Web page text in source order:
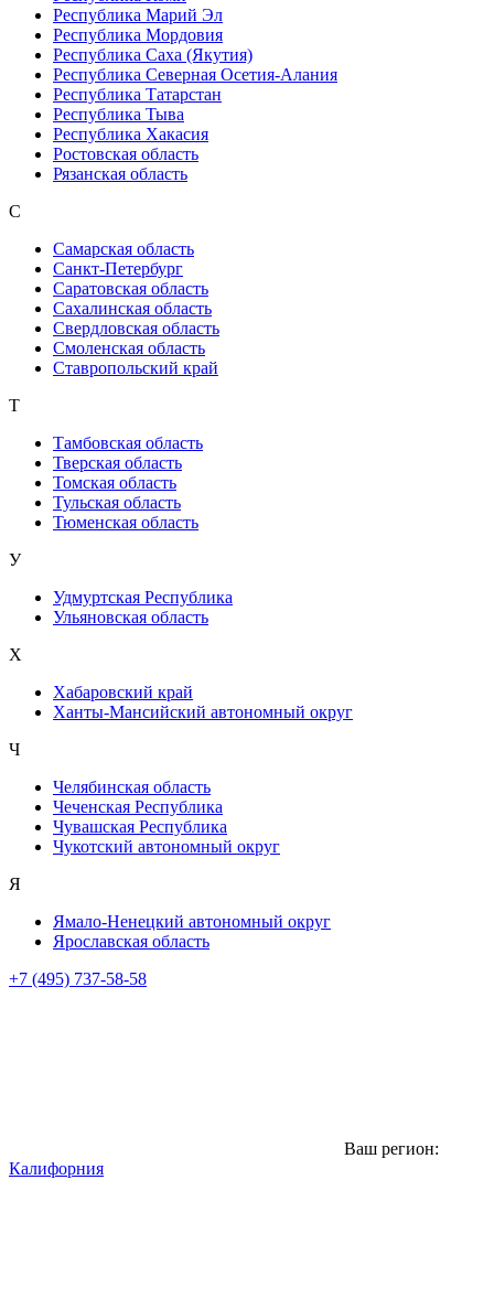
Республика Марий Эл
Республика Мордовия
Республика Саха (Якутия)
Республика Северная Осетия-Алания
Республика Татарстан
Республика Тыва
Республика Хакасия
Ростовская область
Рязанская область
С
Самарская область
Санкт-Петербург
Саратовская область
Сахалинская область
Свердловская область
Смоленская область
Ставропольский край
Т
Тамбовская область
Тверская область
Томская область
Тульская область
Тюменская область
У
Удмуртская Республика
Ульяновская область
Х
Хабаровский край
Ханты-Мансийский автономный округ
Ч
Челябинская область
Чеченская Республика
Чувашская Республика
Чукотский автономный округ
Я
Ямало-Ненецкий автономный округ
Ярославская область
+7 (495) 737-58-58
Ваш регион:
Калифорния